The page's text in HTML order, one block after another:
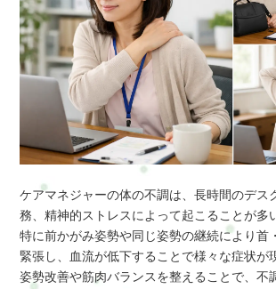
ケアマネジャーの体の不調は、長時間のデス
務、精神的ストレスによって起こることが多
特に前かがみ姿勢や同じ姿勢の継続により首
緊張し、血流が低下することで様々な症状が
姿勢改善や筋肉バランスを整えることで、不